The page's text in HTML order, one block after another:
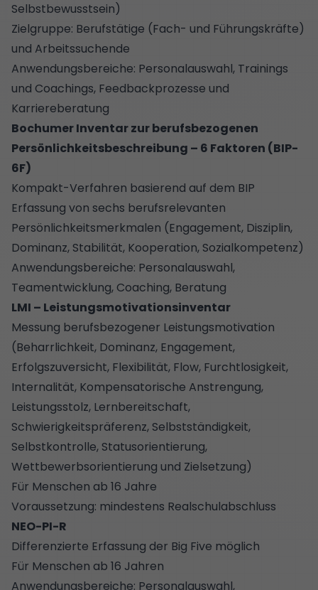
Selbstbewusstsein)
Zielgruppe: Berufstätige (Fach- und Führungskräfte)
und Arbeitssuchende
Anwendungsbereiche: Personalauswahl, Trainings
und Coachings, Feedbackprozesse und
Karriereberatung
Bochumer Inventar zur berufsbezogenen
Persönlichkeitsbeschreibung – 6 Faktoren (BIP-
6F)
Kompakt-Verfahren basierend auf dem BIP
Erfassung von sechs berufsrelevanten
Persönlichkeitsmerkmalen (Engagement, Disziplin,
Dominanz, Stabilität, Kooperation, Sozialkompetenz)
Anwendungsbereiche: Personalauswahl,
Teamentwicklung, Coaching, Beratung
LMI – Leistungsmotivationsinventar
Messung berufsbezogener Leistungsmotivation
(Beharrlichkeit, Dominanz, Engagement,
Erfolgszuversicht, Flexibilität, Flow, Furchtlosigkeit,
Internalität, Kompensatorische Anstrengung,
Leistungsstolz, Lernbereitschaft,
Schwierigkeitspräferenz, Selbstständigkeit,
Selbstkontrolle, Statusorientierung,
Wettbewerbsorientierung und Zielsetzung)
Für Menschen ab 16 Jahre
Voraussetzung: mindestens Realschulabschluss
NEO-PI-R
Differenzierte Erfassung der Big Five möglich
Für Menschen ab 16 Jahren
Anwendungsbereiche: Personalauswahl,